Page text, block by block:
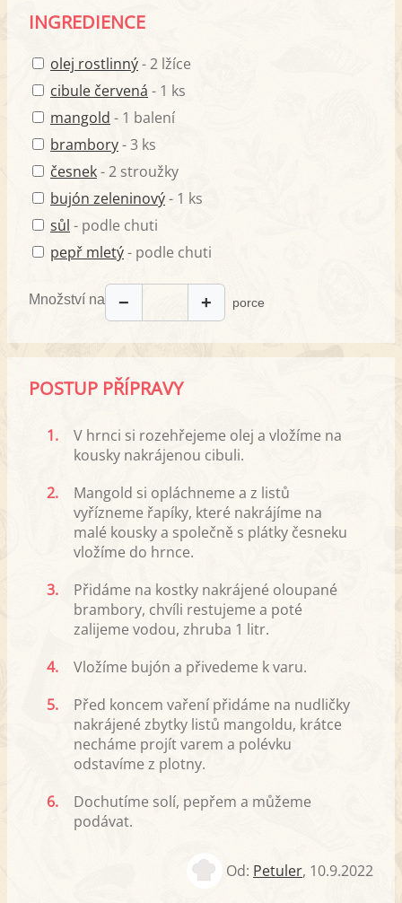
INGREDIENCE
olej rostlinný- 2 lžíce
cibule červená - 1 ks
mangold - 1 balení
brambory- 3 ks
česnek- 2 stroužky
bujón zeleninový- 1 ks
sůl - podle chuti
pepř mletý- podle chuti
Množství na − + porce
POSTUP PŘÍPRAVY
1.
V hrnci si rozehřejeme olej a vložíme na
kousky nakrájenou cibuli.
2.
Mangold si opláchneme a z listů
vyřízneme řapíky, které nakrájíme na
malé kousky a společně s plátky česneku
vložíme do hrnce.
3.
Přidáme na kostky nakrájené oloupané
brambory, chvíli restujeme a poté
zalijeme vodou, zhruba 1 litr.
4.
Vložíme bujón a přivedeme k varu.
5.
Před koncem vaření přidáme na nudličky
nakrájené zbytky listů mangoldu, krátce
necháme projít varem a polévku
odstavíme z plotny.
6.
Dochutíme solí, pepřem a můžeme
podávat.
Od: Petuler, 10.9.2022